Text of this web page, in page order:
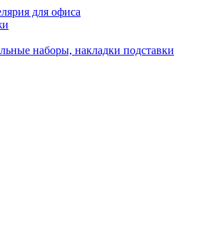
для офиса
наборы, накладки подставки